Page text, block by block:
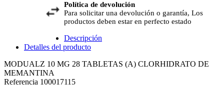
Política de devolución
Para solicitar una devolución o garantía, Los
productos deben estar en perfecto estado
Descripción
Detalles del producto
MODUALZ 10 MG 28 TABLETAS (A) CLORHIDRATO DE
MEMANTINA
Referencia 100017115